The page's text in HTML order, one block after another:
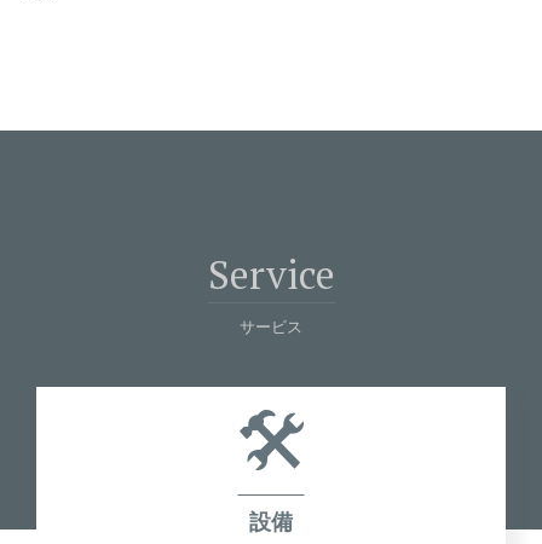
Service
サービス
設備